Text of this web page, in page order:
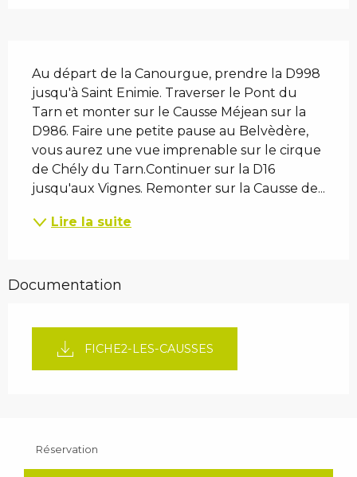
Au départ de la Canourgue, prendre la D998
jusqu'à Saint Enimie. Traverser le Pont du
Tarn et monter sur le Causse Méjean sur la
D986. Faire une petite pause au Belvèdère,
vous aurez une vue imprenable sur le cirque
de Chély du Tarn.Continuer sur la D16
jusqu'aux Vignes. Remonter sur la Causse de...
Lire la suite
Documentation
FICHE2-LES-CAUSSES
Réservation